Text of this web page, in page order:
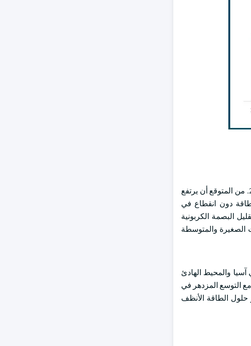
من المقرر أن يصل سوق مجموعات المولدات الاحتياطية في الولايات المتحدة إلى أكثر من 6.5 مليار دولار أمريكي بحلول عام 2034. من المتوقع أن يرتفع
دون انقطاع في
البصمة الكربونية
الصغيرة والمتوسطة
والمحيط الهادئ
التوسع المزدهر في
حلول الطاقة الأنظف